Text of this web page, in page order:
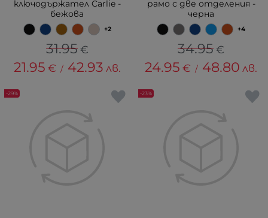
ключодържател Carlie -
бежова
+2
31.95 €
21.95 € / 42.93 лв.
рамо с две отделения -
черна
+4
34.95€
24.95 € / 48.80 лв.
-29% -23%